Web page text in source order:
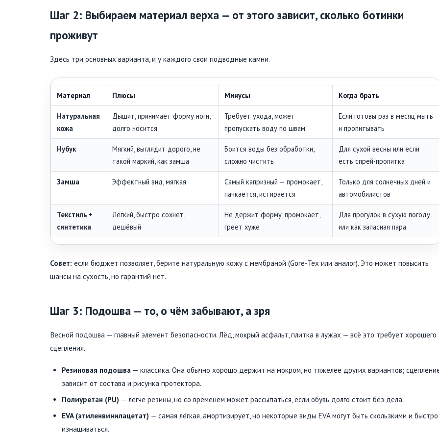
Шаг 2: Выбираем материал верха — от этого зависит, сколько ботинки
проживут
Здесь три основных варианта, и у каждого свои подводные камни.
Материал Плюсы Минусы Когда брать
Натуральная
кожа
Дышит, принимает форму ноги,
долго носится
Требует ухода, может
пропускать воду по швам
Если готовы раз в месяц мыть
и пропитывать
Нубук
Мягкий, выглядит дорого, не
такой маркий, как замша
Боится воды без обработки,
сложно чистить
Для сухой весны или если
есть спрей-пропитка
Замша Эффектный вид, мягкая
Самый капризный — промокает,
пачкается, истирается
Только для солнечных дней и
автомобилистов
Текстиль +
синтетика
Лёгкий, быстро сохнет,
дешёвый
Не держит форму, промокает,
греет хуже
Для прогулок в сухую погоду
или как запасная пара
Совет: если бюджет позволяет, берите натуральную кожу с мембраной (Gore-Tex или аналог). Это может повысить
шансы на сухость, но гарантий нет.
Шаг 3: Подошва — то, о чём забывают, а зря
Весной подошва — главный элемент безопасности. Лёд, мокрый асфальт, плитка в лужах — всё это требует хорошего
сцепления.
Резиновая подошва — классика. Она обычно хорошо держит на мокром, но тяжелее других вариантов;
зависит от состава и рисунка протектора.
Полиуретан (PU) — легче резины, но со временем может рассыпаться, если обувь долго стоит без дела.
EVA (этиленвинилацетат) — самая лёгкая, амортизирует, но некоторые виды EVA могут быть скользкими и быстро
изнашиваться.